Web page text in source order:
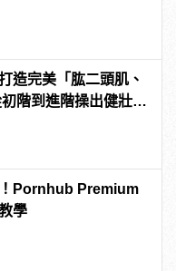
造完美「肱二頭肌、
階到進階操出健壯手
Pornhub Premium
學